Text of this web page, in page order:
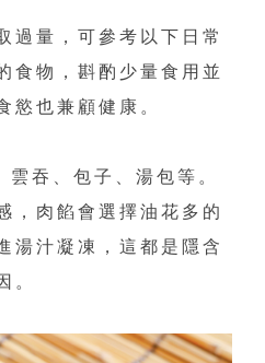
過量，可參考以下日常
食物，斟酌少量食用並
慾也兼顧健康。
雲吞、包子、湯包等。
，肉餡會選擇油花多的
湯汁凝凍，這都是隱含
。